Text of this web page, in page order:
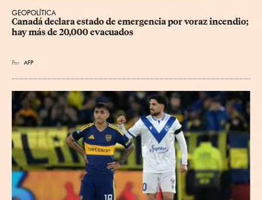
GEOPOLÍTICA
Canadá declara estado de emergencia por voraz incendio;
hay más de 20,000 evacuados
Por AFP